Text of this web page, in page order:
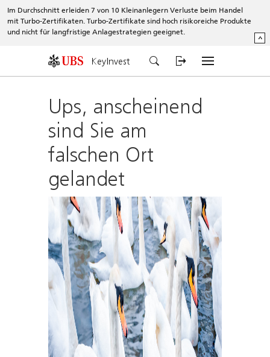
Im Durchschnitt erleiden 7 von 10 Kleinanlegern Verluste beim Handel
mit Turbo-Zertifikaten. Turbo-Zertifikate sind hoch risikoreiche Produkte
und nicht für langfristige Anlagestrategien geeignet.
^
KeyInvest
Ups, anscheinend
sind Sie am
falschen Ort
gelandet